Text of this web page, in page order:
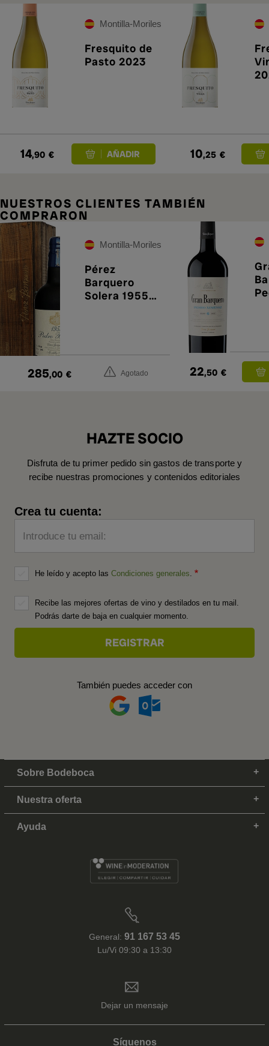
Montilla-Moriles
Fresquito de
Pasto 2023
14,90 € 10,25 €
NUESTROS CLIENTES TAMBIÉN
COMPRARON
Montilla-Moriles
Pérez
Barquero
Solera 1955
285,00 € Agotado 22,50 €
HAZTE SOCIO
Disfruta de tu primer pedido sin gastos de transporte y
recibe nuestras promociones y contenidos editoriales
Crea tu cuenta:
Introduce tu email:
He leído y acepto las Condiciones generales
Recibe las mejores ofertas de vino y destilados en tu mail.
Podrás darte de baja en cualquier momento.
También puedes acceder con
Sobre Bodeboca
Nuestra oferta
Ayuda
General: 91 167 53 45
Lu/Vi 09:30 a 13:30
Dejar un mensaje
Síguenos